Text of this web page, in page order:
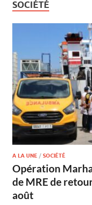
SOCIÉTÉ
A LA UNE / SOCIÉTÉ
Opération
de MRE de
août